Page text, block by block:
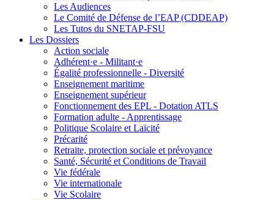
Les Audiences
Le Comité de Défense de l’EAP (CDDEAP)
Les Tutos du SNETAP-FSU
Les Dossiers
Action sociale
Adhérent·e - Militant·e
Égalité professionnelle - Diversité
Enseignement maritime
Enseignement supérieur
Fonctionnement des EPL - Dotation ATLS
Formation adulte - Apprentissage
Politique Scolaire et Laïcité
Précarité
Retraite, protection sociale et prévoyance
Santé, Sécurité et Conditions de Travail
Vie fédérale
Vie internationale
Vie Scolaire